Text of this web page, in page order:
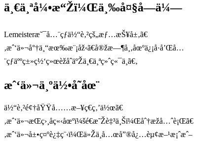
ä¸€ä¸ªå¼•æ“Žï¼Œä¸‰å¤§å—ä¼—
Lemeisteræ˜¯å…¨çƒä½“è‚²çš„æƒ…æŠ¥å±‚ã€
‚æˆ‘ä»¬å°†ä¸“æœ‰æ¨¡åž‹ã€å®žæ—¶å¸‚åœºä¿¡å·å’Œå…
¨çƒäººç±»ç½‘ç»œèžåˆäºŽä¸€ä¸ªç»ˆç«¯ä¸­ã€‚
æˆ‘ä»¬ä¸ºä½•å­˜åœ¨
ä½“è‚²é¢†åŸŸå……æ–¥ç€ç‚’ä½œã€
‚æˆ‘ä»¬æŒç›¸åç«‹åœºï¼šé€æ˜Žè‡³ä¸Šï¼Œåˆ†æžå…ˆè¡Œã€
‚æˆ‘ä»¬å±•ç¤ºè¿‡ç¨‹ï¼Œä»Žä¸å…œå”®å¿…èµ¢æ–¹æ¡ˆæˆ–